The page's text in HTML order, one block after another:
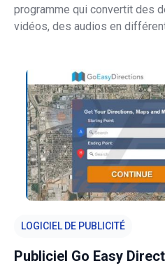
programme qui convertit des
vidéos, des audios en
catégorie des logiciels pub
LOGICIEL DE PUBLICITÉ
Publiciel Go Easy